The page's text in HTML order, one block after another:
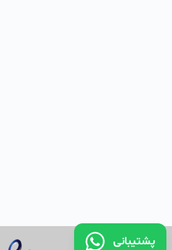
پشتیبانی